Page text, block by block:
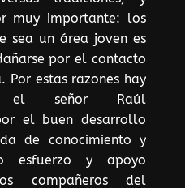
muy importante: los
sea un área joven es
por el contacto
estas razones hay
el señor Raúl
el buen desarrollo
de conocimiento y
esfuerzo y apoyo
compañeros del